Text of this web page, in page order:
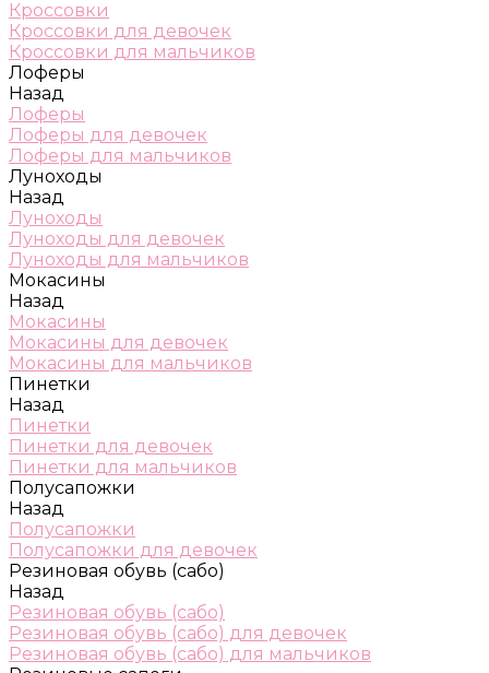
Кроссовки
Кроссовки для девочек
Кроссовки для мальчиков
Лоферы
Назад
Лоферы
Лоферы для девочек
Лоферы для мальчиков
Луноходы
Назад
Луноходы
Луноходы для девочек
Луноходы для мальчиков
Мокасины
Назад
Мокасины
Мокасины для девочек
Мокасины для мальчиков
Пинетки
Назад
Пинетки
Пинетки для девочек
Пинетки для мальчиков
Полусапожки
Назад
Полусапожки
Полусапожки для девочек
Резиновая обувь (сабо)
Назад
Резиновая обувь (сабо)
Резиновая обувь (сабо) для девочек
Резиновая обувь (сабо) для мальчиков